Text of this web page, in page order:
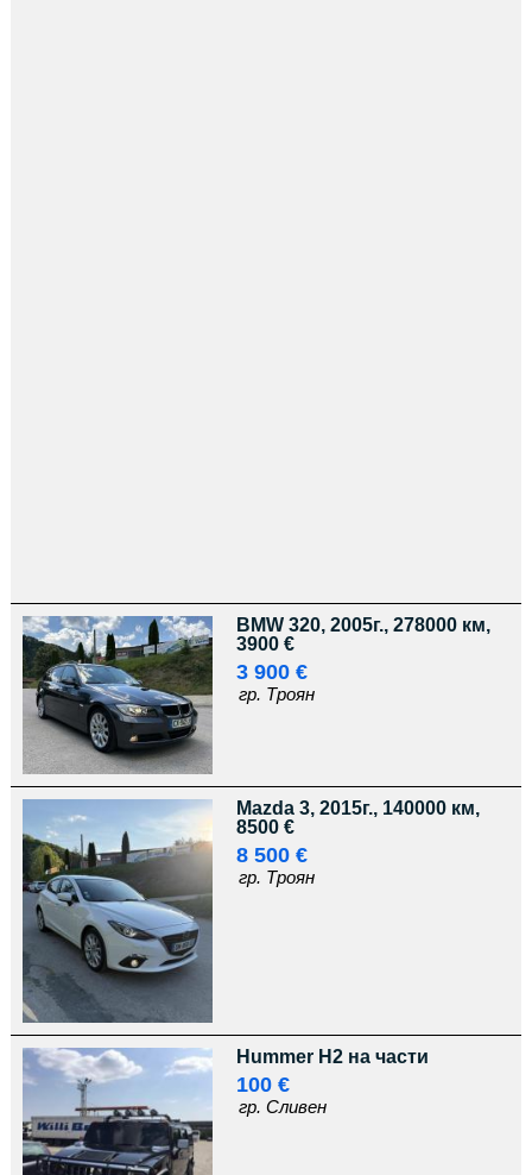
BMW 320, 2005г., 278000 км,
3900 €
3 900 €
гр. Троян
Mazda 3, 2015г., 140000 км,
8500 €
8 500 €
гр. Троян
Hummer H2 на части
100 €
гр. Сливен